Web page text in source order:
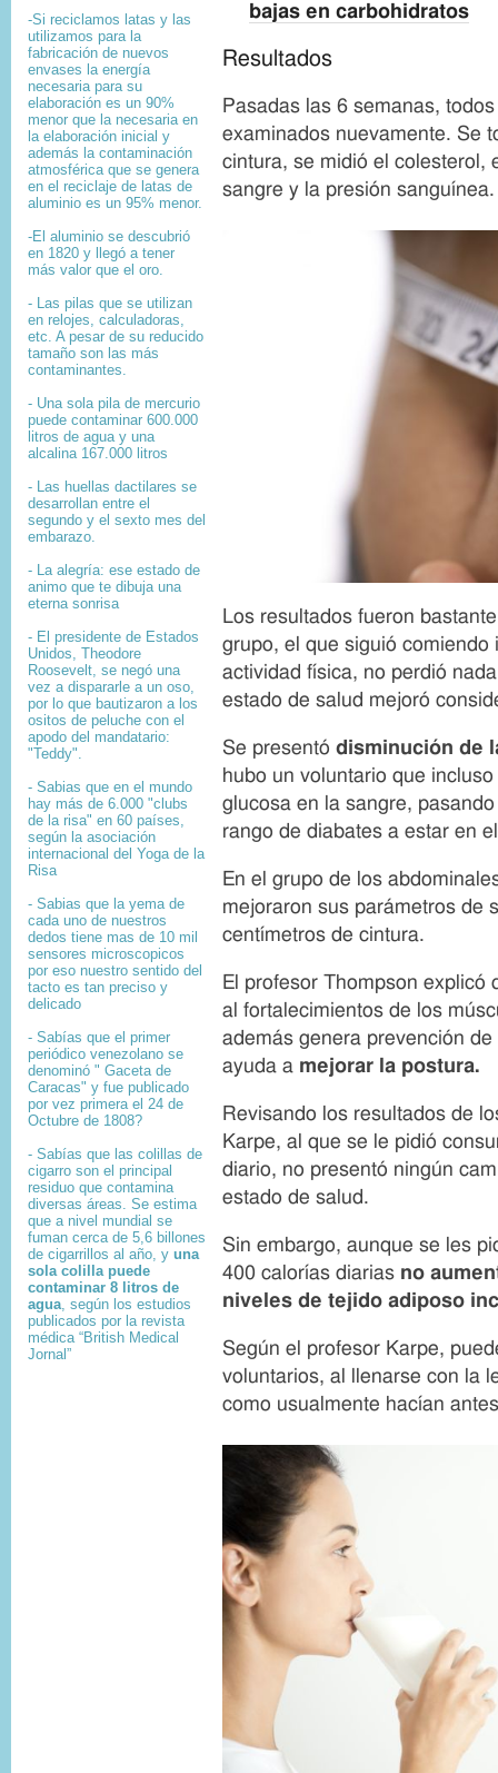
-Si reciclamos latas y las
utilizamos para la
fabricación de nuevos
envases la energía
necesaria para su
elaboración es un 90%
menor que la necesaria en
la elaboración inicial y
además la contaminación
atmosférica que se genera
en el reciclaje de latas de
aluminio es un 95% menor.
-El aluminio se descubrió
en 1820 y llegó a tener
más valor que el oro.
- Las pilas que se utilizan
en relojes, calculadoras,
etc. A pesar de su reducido
tamaño son las más
contaminantes.
- Una sola pila de mercurio
puede contaminar 600.000
litros de agua y una
alcalina 167.000 litros
- Las huellas dactilares se
desarrollan entre el
segundo y el sexto mes del
embarazo.
- La alegría: ese estado de
animo que te dibuja una
eterna sonrisa
- El presidente de Estados
Unidos, Theodore
Roosevelt, se negó una
vez a dispararle a un oso,
por lo que bautizaron a los
ositos de peluche con el
apodo del mandatario:
"Teddy".
- Sabias que en el mundo
hay más de 6.000 "clubs
de la risa" en 60 países,
según la asociación
internacional del Yoga de la
Risa
- Sabias que la yema de
cada uno de nuestros
dedos tiene mas de 10 mil
sensores microscopicos
por eso nuestro sentido del
tacto es tan preciso y
delicado
- Sabías que el primer
periódico venezolano se
denominó " Gaceta de
Caracas" y fue publicado
por vez primera el 24 de
Octubre de 1808?
- Sabías que l as colillas de
cigarro son el principal
residuo que contamina
diversas áreas. Se estima
que a nivel mundial se
fuman cerca de 5,6 billones
de cigarrillos al año, y una
sola colilla puede
contaminar 8 litros de
agua, según los estudios
publicados por la revista
médica “British Medical
Jornal”
bajas en carbohidratos
Resultados
Pasadas las 6 semanas,
examinados nuevamente. Se
cintura, se midió el colesterol,
sangre y la presión sanguínea.
m
a
g
c
o
r
i
g
h
t
Los resultados fueron
grupo, el que siguió comiendo
actividad física, no perdió
estado de salud mejoró
Se presentó disminución de
hubo un voluntario que
glucosa en la sangre,
rango de diabates a estar en
En el grupo de los
mejoraron sus parámetros de
centímetros de cintura.
El profesor Thompson explicó
al fortalecimientos de los
además genera prevención
ayuda a mejorar la postura.
Revisando los resultados de
Karpe, al que se le pidió
diario, no presentó ningún
estado de salud.
Sin embargo, aunque se les
400 calorías diarias no
niveles de tejido adiposo
Según el profesor Karpe,
voluntarios, al llenarse con la
como usualmente hacían